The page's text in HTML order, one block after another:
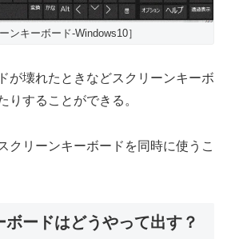
ンキーボード-Windows10］
が壊れたときなどスクリーンキーボ
りすることができる。
リーンキーボードを同時に使うこ
ボードはどうやって出す？